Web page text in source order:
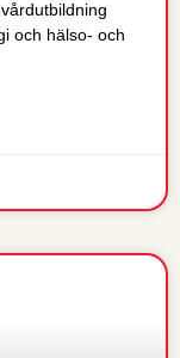
och hälso- och